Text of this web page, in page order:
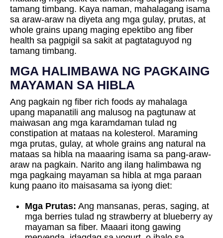
tamang timbang. Kaya naman, mahalagang isama
sa araw-araw na diyeta ang mga gulay, prutas, at
whole grains upang maging epektibo ang fiber
health sa pagpigil sa sakit at pagtataguyod ng
tamang timbang.
MGA HALIMBAWA NG PAGKAING
MAYAMAN SA HIBLA
Ang pagkain ng fiber rich foods ay mahalaga
upang mapanatili ang malusog na pagtunaw at
maiwasan ang mga karamdaman tulad ng
constipation at mataas na kolesterol. Maraming
mga prutas, gulay, at whole grains ang natural na
mataas sa hibla na maaaring isama sa pang-araw-
araw na pagkain. Narito ang ilang halimbawa ng
mga pagkaing mayaman sa hibla at mga paraan
kung paano ito maisasama sa iyong diet:
Mga Prutas: Ang mansanas, peras, saging, at
mga berries tulad ng strawberry at blueberry ay
mayaman sa fiber. Maaari itong gawing